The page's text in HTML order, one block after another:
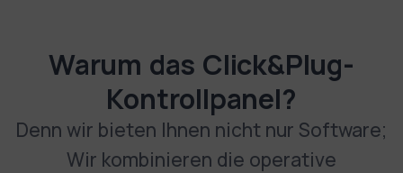
Warum das Click&Plug-
Kontrollpanel?
Denn wir bieten Ihnen nicht nur Software;
Wir kombinieren die operative